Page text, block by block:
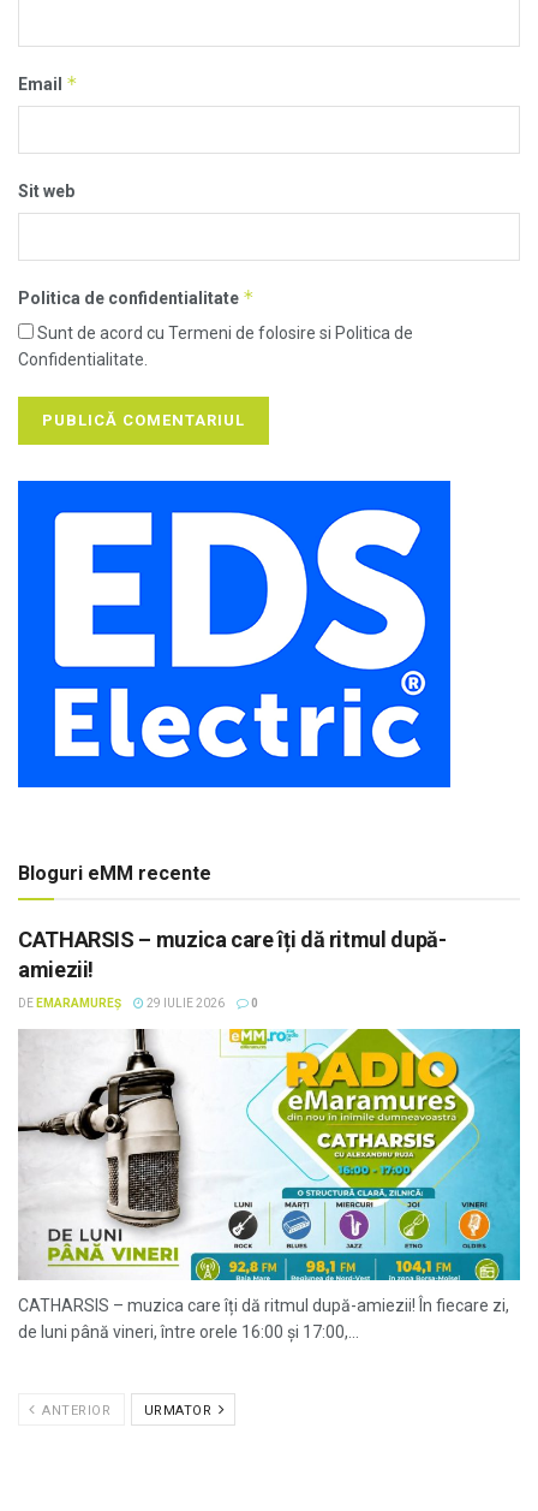
Email *
Sit web
Politica de confidentialitate *
Sunt de acord cu Termeni de folosire si Politica de
Confidentialitate.
Bloguri eMM recente
CATHARSIS – muzica care îți dă ritmul după-
amiezii!
DE EMARAMUREȘ 29 IULIE 2026 0
CATHARSIS – muzica care îți dă ritmul după-amiezii! În fiecare zi,
de luni până vineri, între orele 16:00 și 17:00,...
ANTERIOR URMATOR